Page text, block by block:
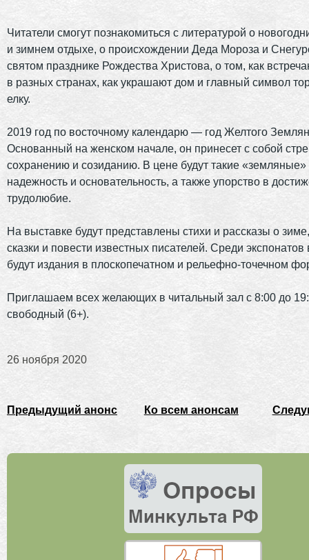
Читатели смогут познакомиться с литературой о
и зимнем отдыхе, о происхождении Деда Мороза и
святом празднике Рождества Христова, о том, как
в разных странах, как украшают дом и главный символ
елку.
2019 год по восточному календарю — год Желтого
Основанный на женском начале, он принесет с собой
сохранению и созиданию. В цене будут такие «земляные»
надежность и основательность, а также упорство в
трудолюбие.
На выставке будут представлены стихи и рассказы о
сказки и повести известных писателей. Среди экспонатов
будут издания в плоскопечатном и рельефно-точечном
Приглашаем всех желающих в читальный зал с 8:00 до
свободный (6+).
26 ноября 2020
Предыдущий анонс Ко всем анонсам